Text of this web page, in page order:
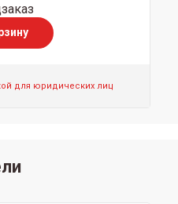
для юридических лиц